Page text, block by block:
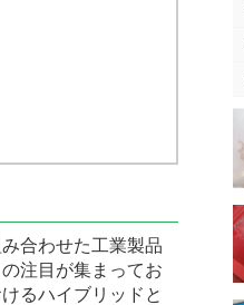
合わせた工業製品
注目が集まってお
るハイブリッドと